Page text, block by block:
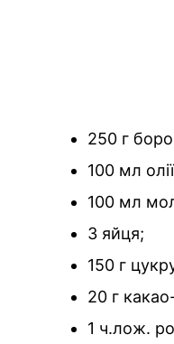
250 г
100 мл
100 мл
3 яйця;
150 г
20 г
1 ч.лож.